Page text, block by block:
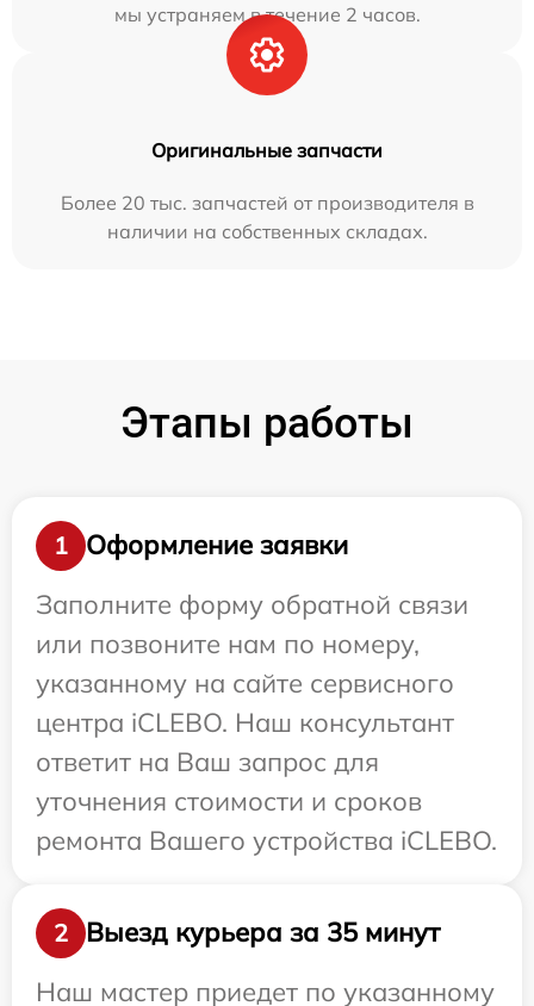
мы устраняем в течение 2 часов.
Оригинальные запчасти
Более 20 тыс. запчастей от производителя в
наличии на собственных складах.
Этапы работы
1
Оформление заявки
Заполните форму обратной связи
или позвоните нам по номеру,
указанному на сайте сервисного
центра iCLEBO. Наш консультант
ответит на Ваш запрос для
уточнения стоимости и сроков
ремонта Вашего устройства iCLEBO.
2
Выезд курьера за 35 минут
Наш мастер приедет по указанному